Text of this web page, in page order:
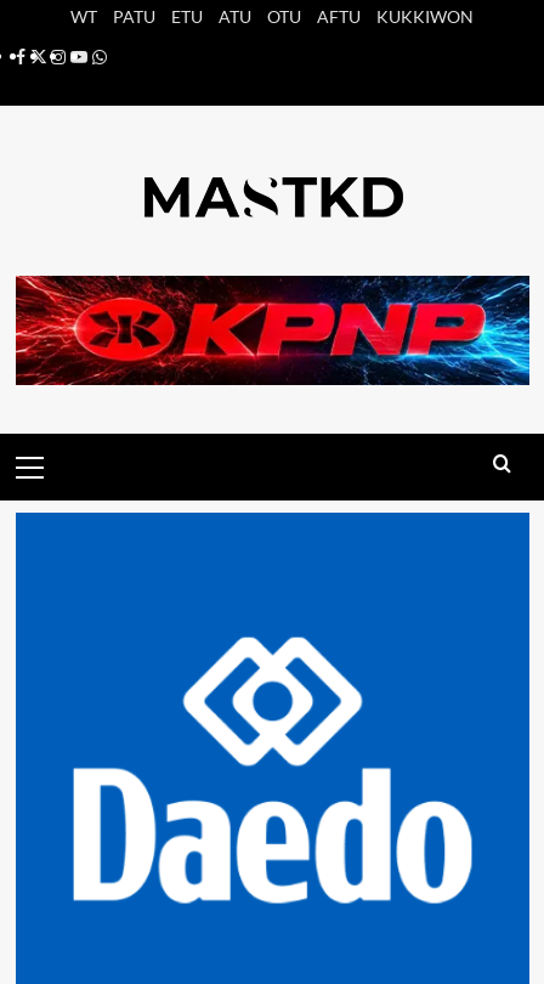
WT PATU ETU ATU OTU AFTU
KUKKIWON
Facebook
X Instagram
YouTube
Whatsapp
principal